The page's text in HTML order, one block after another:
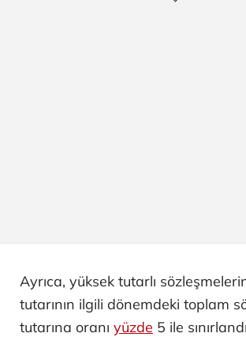
Ayrıca, yüksek tutarlı
tutarının ilgili dönemdeki toplam
tutarına oranı yüzde 5 ile